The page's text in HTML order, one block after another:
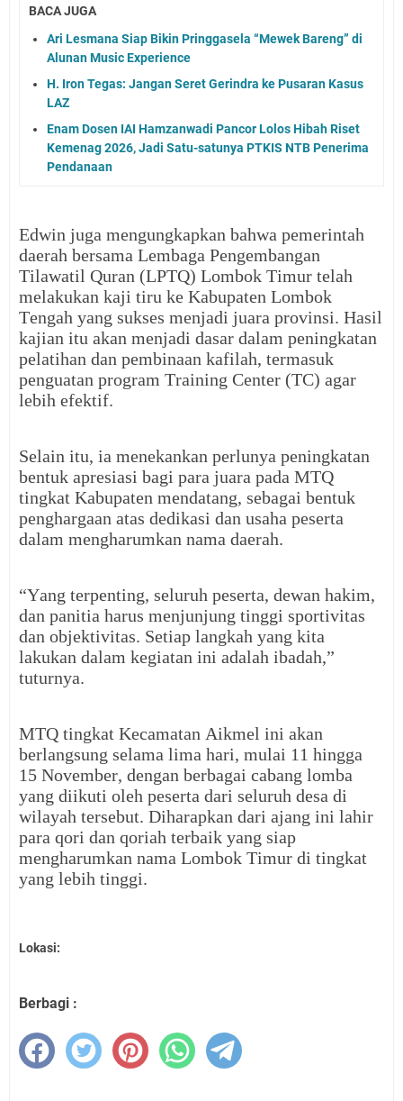
BACA JUGA
Ari Lesmana Siap Bikin Pringgasela “Mewek Bareng” di
Alunan Music Experience
H. Iron Tegas: Jangan Seret Gerindra ke Pusaran Kasus
LAZ
Enam Dosen IAI Hamzanwadi Pancor Lolos Hibah Riset
Kemenag 2026, Jadi Satu-satunya PTKIS NTB Penerima
Pendanaan
Edwin juga mengungkapkan bahwa pemerintah
daerah bersama Lembaga Pengembangan
Tilawatil Quran (LPTQ) Lombok Timur telah
melakukan kaji tiru ke Kabupaten Lombok
Tengah yang sukses menjadi juara provinsi. Hasil
kajian itu akan menjadi dasar dalam peningkatan
pelatihan dan pembinaan kafilah, termasuk
penguatan program Training Center (TC) agar
lebih efektif.
Selain itu, ia menekankan perlunya peningkatan
bentuk apresiasi bagi para juara pada MTQ
tingkat Kabupaten mendatang, sebagai bentuk
penghargaan atas dedikasi dan usaha peserta
dalam mengharumkan nama daerah.
“Yang terpenting, seluruh peserta, dewan hakim,
dan panitia harus menjunjung tinggi sportivitas
dan objektivitas. Setiap langkah yang kita
lakukan dalam kegiatan ini adalah ibadah,”
tuturnya.
MTQ tingkat Kecamatan Aikmel ini akan
berlangsung selama lima hari, mulai 11 hingga
15 November, dengan berbagai cabang lomba
yang diikuti oleh peserta dari seluruh desa di
wilayah tersebut. Diharapkan dari ajang ini lahir
para qori dan qoriah terbaik yang siap
mengharumkan nama Lombok Timur di tingkat
yang lebih tinggi.
Lokasi:
Berbagi :